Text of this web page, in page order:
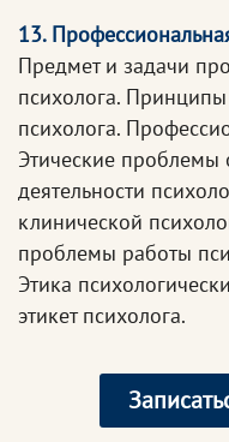
13.
Предмет и задачи
психолога.
психолога.
Этические проблемы
деятельности
клинической
проблемы работы
Этика
этикет психолога.